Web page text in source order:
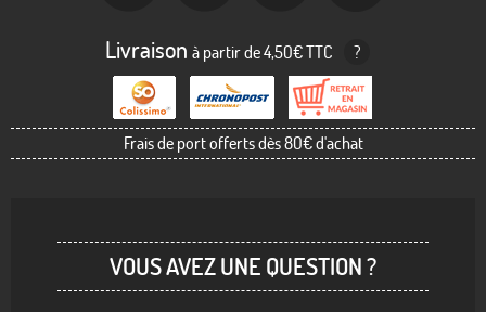
Livraison à partir de 4,50€ TTC ?
Frais de port offerts dès 80€ d'achat
VOUS AVEZ UNE QUESTION ?